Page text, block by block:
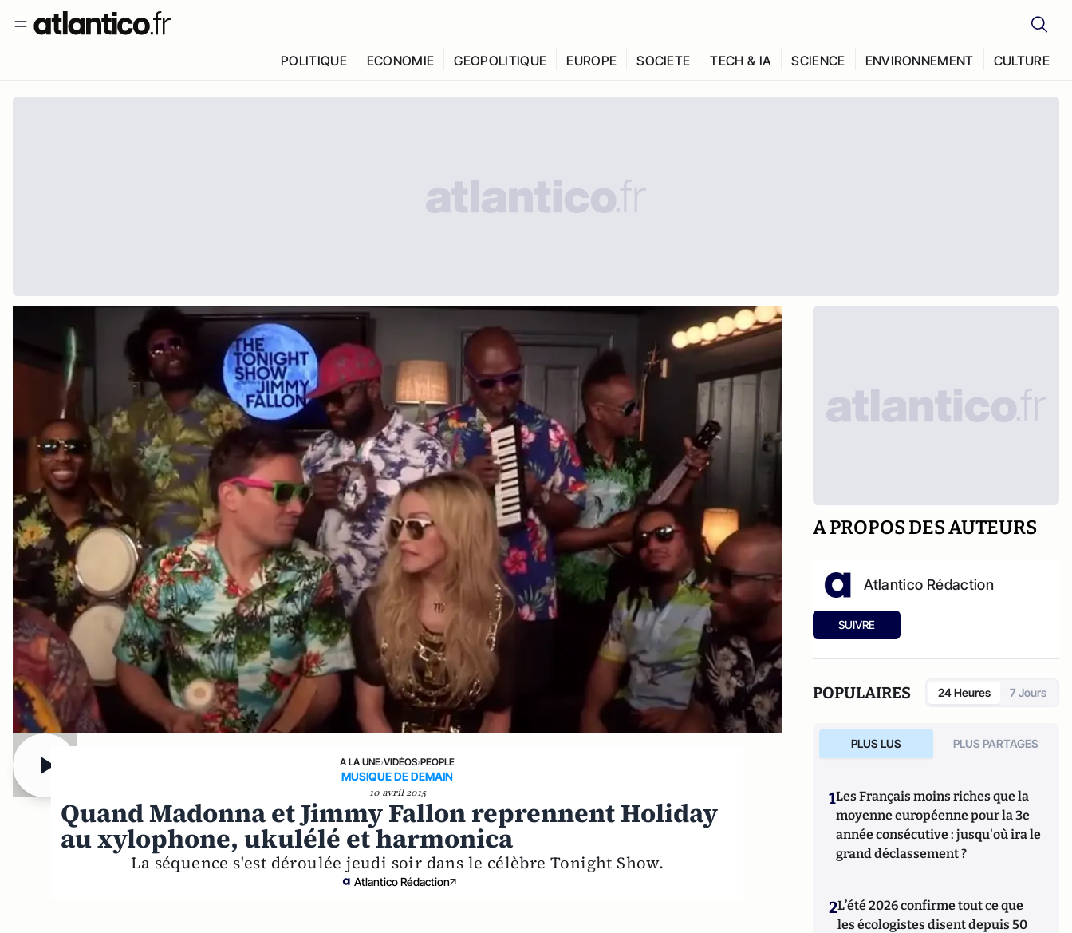
POLITIQUE ECONOMIE GEOPOLITIQUE EUROPE SOCIETE TECH & IA SCIENCE ENVIRONNEMENT CULTURE
A LA UNE›VIDÉOS›PEOPLE
MUSIQUE DE DEMAIN
10 avril 2015
Quand Madonna et Jimmy Fallon reprennent Holiday
au xylophone, ukulélé et harmonica
La séquence s'est déroulée jeudi soir dans le célèbre Tonight Show.
Atlantico Rédaction
A PROPOS DES AUTEURS
Atlantico Rédaction
SUIVRE
POPULAIRES 24 Heures 7 Jours
PLUS LUS PLUS PARTAGES
1Les Français moins riches que la
moyenne européenne pour la 3e
année consécutive : jusqu'où ira le
grand déclassement ?
2L’été 2026 confirme tout ce que
les écologistes disent depuis 50